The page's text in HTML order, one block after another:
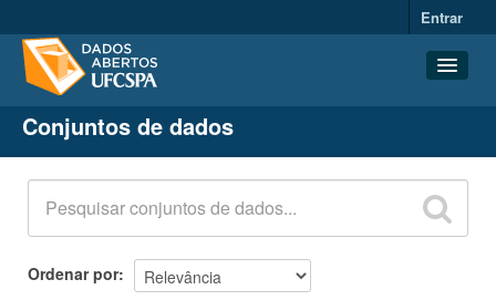
Entrar
Conjuntos de dados
Organizações
Grupos
Sobre
Conjuntos de dados
Ordenar por